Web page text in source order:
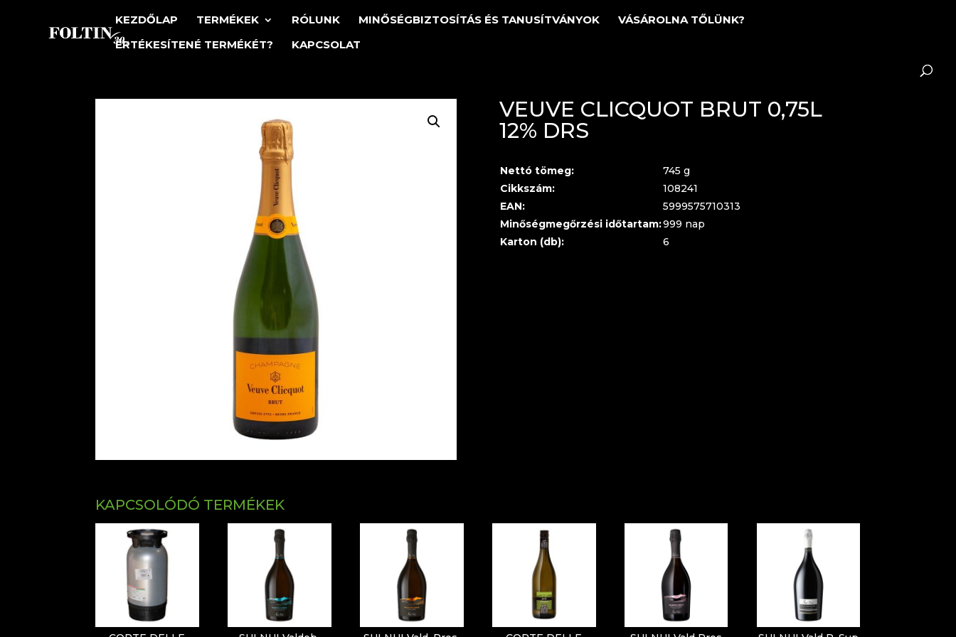
KEZDŐLAP TERMÉKEK RÓLUNK MINŐSÉGBIZTOSÍTÁS ÉS TANUSÍTVÁNYOK
VÁSÁROLNA TŐLÜNK?
ÉRTÉKESÍTENÉ TERMÉKÉT?
KAPCSOLAT
VEUVE CLICQUOT BRUT 0,75L
12% DRS
Nettó tömeg:
745 g
Cikkszám:
108241
EAN:
5999575710313
Minőségmegőrzési időtartam:999 nap
Karton (db):
6
KAPCSOLÓDÓ TERMÉKEK